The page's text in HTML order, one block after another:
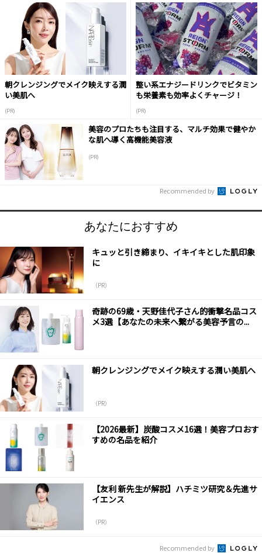
朝クレンジングでメイク映えする潤
い美肌へ
(PR)
整い系エナジードリンクでビタミン
も栄養素も効率よくチャージ！
(PR)
美容のプロたちも注目する、マルチ効果で健やか
な肌へ導く高機能美容液
(PR)
Recommended by
あなたにおすすめ
キュッと引き締まり、イキイキとした肌印象
に
（PR）
奇跡の69歳・天野佳代子さん的衝撃名品コス
メ3選【あなたの未来へ繋がる美容予言の...
朝クレンジングでメイク映えする潤い美肌へ
（PR）
【2026最新】炭酸コスメ16選！美容プロおす
すめの名品を紹介
【友利 新先生が解説】ハチミツ研究＆先進サ
イエンス
（PR）
Recommended by